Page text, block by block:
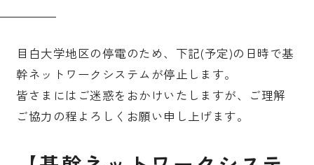
学校法人日本女子大学
附属豊明小学校
附属中学校
附属機関等
目白大学地区の停電のため、下記(予定)の日時で基
幹ネットワークシステムが停止します。
皆さまにはご迷惑をおかけいたしますが、ご理解
ご協力の程よろしくお願い申し上げます。